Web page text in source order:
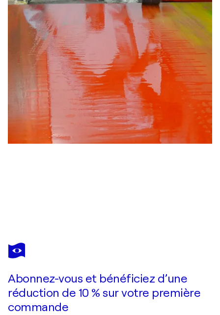
CHRISTIAN V. GRUMBKOW
Atmosphere 9
Abonnez-vous et bénéficiez d’une
réduction de 10 % sur votre première
commande